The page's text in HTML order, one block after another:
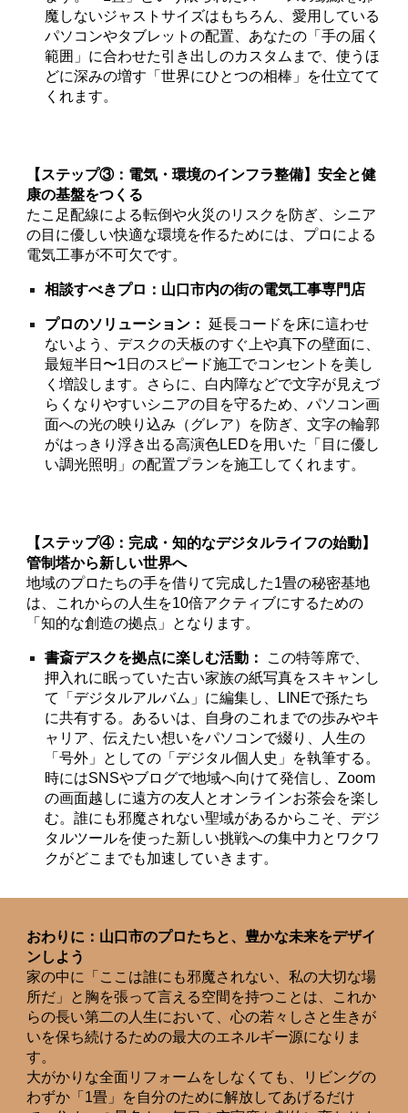
魔しないジャストサイズはもちろん、愛用している
パソコンやタブレットの配置、あなたの「手の届く
範囲」に合わせた引き出しのカスタムまで、使うほ
どに深みの増す「世界にひとつの相棒」を仕立てて
くれます。
【ステップ③：電気・環境のインフラ整備】安全と健
康の基盤をつくる
たこ足配線による転倒や火災のリスクを防ぎ、シニア
の目に優しい快適な環境を作るためには、プロによる
電気工事が不可欠です。
相談すべきプロ：山口市内の街の電気工事専門店
プロのソリューション： 延長コードを床に這わせ
ないよう、デスクの天板のすぐ上や真下の壁面に、
最短半日〜1日のスピード施工でコンセントを美し
く増設します。さらに、白内障などで文字が見えづ
らくなりやすいシニアの目を守るため、パソコン画
面への光の映り込み（グレア）を防ぎ、文字の輪郭
がはっきり浮き出る高演色LEDを用いた「目に優し
い調光照明」の配置プランを施工してくれます。
【ステップ④：完成・知的なデジタルライフの始動】
管制塔から新しい世界へ
地域のプロたちの手を借りて完成した1畳の秘密基地
は、これからの人生を10倍アクティブにするための
「知的な創造の拠点」となります。
書斎デスクを拠点に楽しむ活動：
この特等席で、
押入れに眠っていた古い家族の紙写真をスキャンし
て「デジタルアルバム」に編集し、LINEで孫たち
に共有する。あるいは、自身のこれまでの歩みやキ
ャリア、伝えたい想いをパソコンで綴り、人生の
「号外」としての「デジタル個人史」を執筆する。
時にはSNSやブログで地域へ向けて発信し、Zoom
の画面越しに遠方の友人とオンラインお茶会を楽し
む。誰にも邪魔されない聖域があるからこそ、デジ
タルツールを使った新しい挑戦への集中力とワクワ
クがどこまでも加速していきます。
おわりに：山口市のプロたちと、豊かな未来をデザイ
ンしよう
家の中に「ここは誰にも邪魔されない、私の大切な場
所だ」と胸を張って言える空間を持つことは、これか
らの長い第二の人生において、心の若々しさと生きが
いを保ち続けるための最大のエネルギー源になりま
す。
大がかりな全面リフォームをしなくても、リビングの
わずか「1畳」を自分のために解放してあげるだけ